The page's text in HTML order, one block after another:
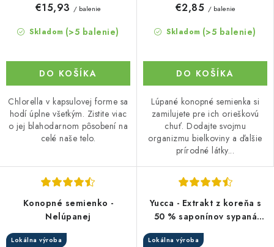
Skladom (>5 balenie)
€15,93 / balenie
DO KOŠÍKA
Chlorella v kapsulovej forme sa
hodí úplne všetkým. Zistite viac
o jej blahodarnom pôsobení na
celé naše telo.
Skladom (>5 balenie)
€2,85 / balenie
DO KOŠÍKA
Lúpané konopné semienka si
zamilujete pre ich orieškovú
chuť. Dodajte svojmu
organizmu bielkoviny a ďalšie
prírodné látky...
Konopné semienko -
Nelúpanej
Lokálna výroba
Yucca - Extrakt z koreňa s
50 % saponínov sypaná
Lokálna výroba